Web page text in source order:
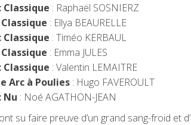
Classique : Raphaël SOSNIERZ
: Ellya BEAURELLE
Classique : Timéo KERBAUL
: Emma JULES
Classique : Valentin LEMAITRE
Arc à Poulies : Hugo FAVEROULT
Nu : Noé AGATHON-JEAN
su faire preuve d’un grand sang-froid